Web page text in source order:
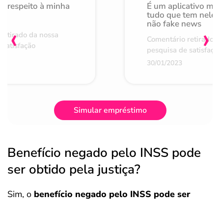
respeito à minha
da nossa
É um aplicativo
tudo que tem nele
não fake news
Comentário retirado
pesquisa de
30/01/2023
‹ ›
Simular empréstimo
Benefício negado pelo INSS pode
ser obtido pela justiça?
Sim, o benefício negado pelo INSS pode ser